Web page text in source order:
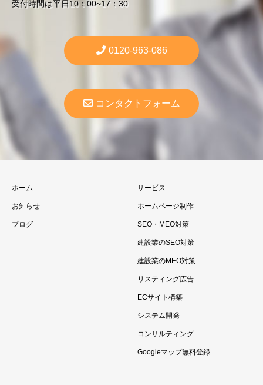
受付時間は平日10：00~17：30
0120-963-086
コンタクトフォーム
ホーム
お知らせ
ブログ
サービス
ホームページ制作
SEO・MEO対策
建設業のSEO対策
建設業のMEO対策
リスティング広告
ECサイト構築
システム開発
コンサルティング
Googleマップ無料登録